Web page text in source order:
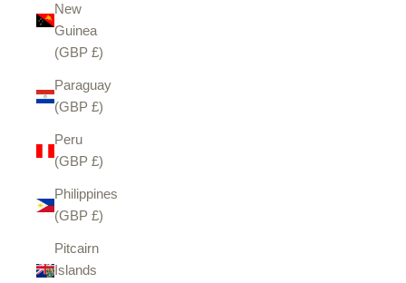
New
Guinea
(GBP £)
Paraguay
(GBP £)
Peru
(GBP £)
Philippines
(GBP £)
Pitcairn
Islands